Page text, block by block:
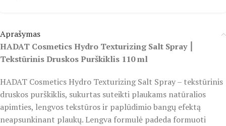
Aprašymas
HADAT Cosmetics Hydro Texturizing Salt Spray ⎮
Tekstūrinis Druskos Purškiklis 110 ml
HADAT Cosmetics Hydro Texturizing Salt Spray – tekstūrinis
druskos purškiklis, sukurtas suteikti plaukams natūralios
apimties, lengvos tekstūros ir paplūdimio bangų efektą
neapsunkinant plaukų. Lengva formulė padeda formuoti